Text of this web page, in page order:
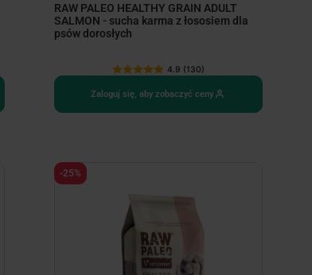
RAW PALEO HEALTHY GRAIN ADULT
SALMON - sucha karma z łososiem dla
psów dorosłych
4.9 (130)
Zaloguj się, aby zobaczyć ceny
-25%